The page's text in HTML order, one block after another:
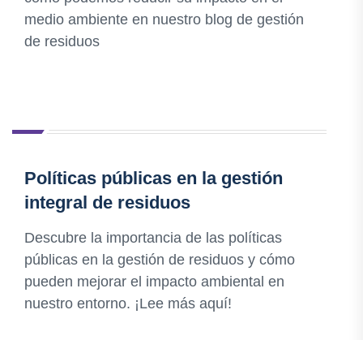
medio ambiente en nuestro blog de gestión
de residuos
Políticas públicas en la gestión
integral de residuos
Descubre la importancia de las políticas
públicas en la gestión de residuos y cómo
pueden mejorar el impacto ambiental en
nuestro entorno. ¡Lee más aquí!